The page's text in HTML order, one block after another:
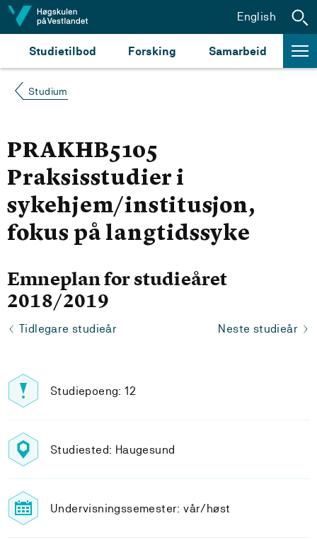
Hopp til innhald
Studietilbod Forsking Samarbeid
English
Studium
PRAKHB5105
Praksisstudier i
sykehjem/institusjon,
fokus på langtidssyke
Emneplan for studieåret
2018/2019
Tidlegare studieår Neste studieår
Studiepoeng: 12
Studiested: Haugesund
Undervisningssemester: vår/høst